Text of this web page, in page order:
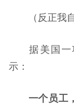
（反正
据美国
示：
一个员工